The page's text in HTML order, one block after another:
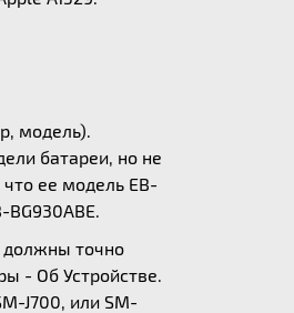
модель).
батареи, но не
ее модель EB-
должны точно
- Об Устройстве.
J700, или SM-